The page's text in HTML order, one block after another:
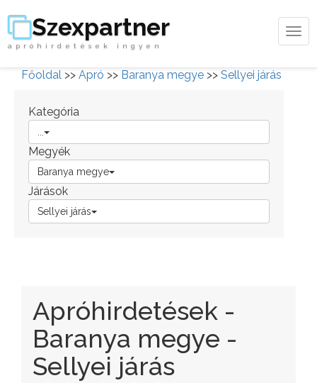
Szexpartner
apróhirdetések ingyen
Főoldal >> Apró >> Baranya megye >> Sellyei járás
Kategória
Megyék
Baranya megye
Járások
Sellyei járás
Apróhirdetések -
Baranya megye -
Sellyei járás